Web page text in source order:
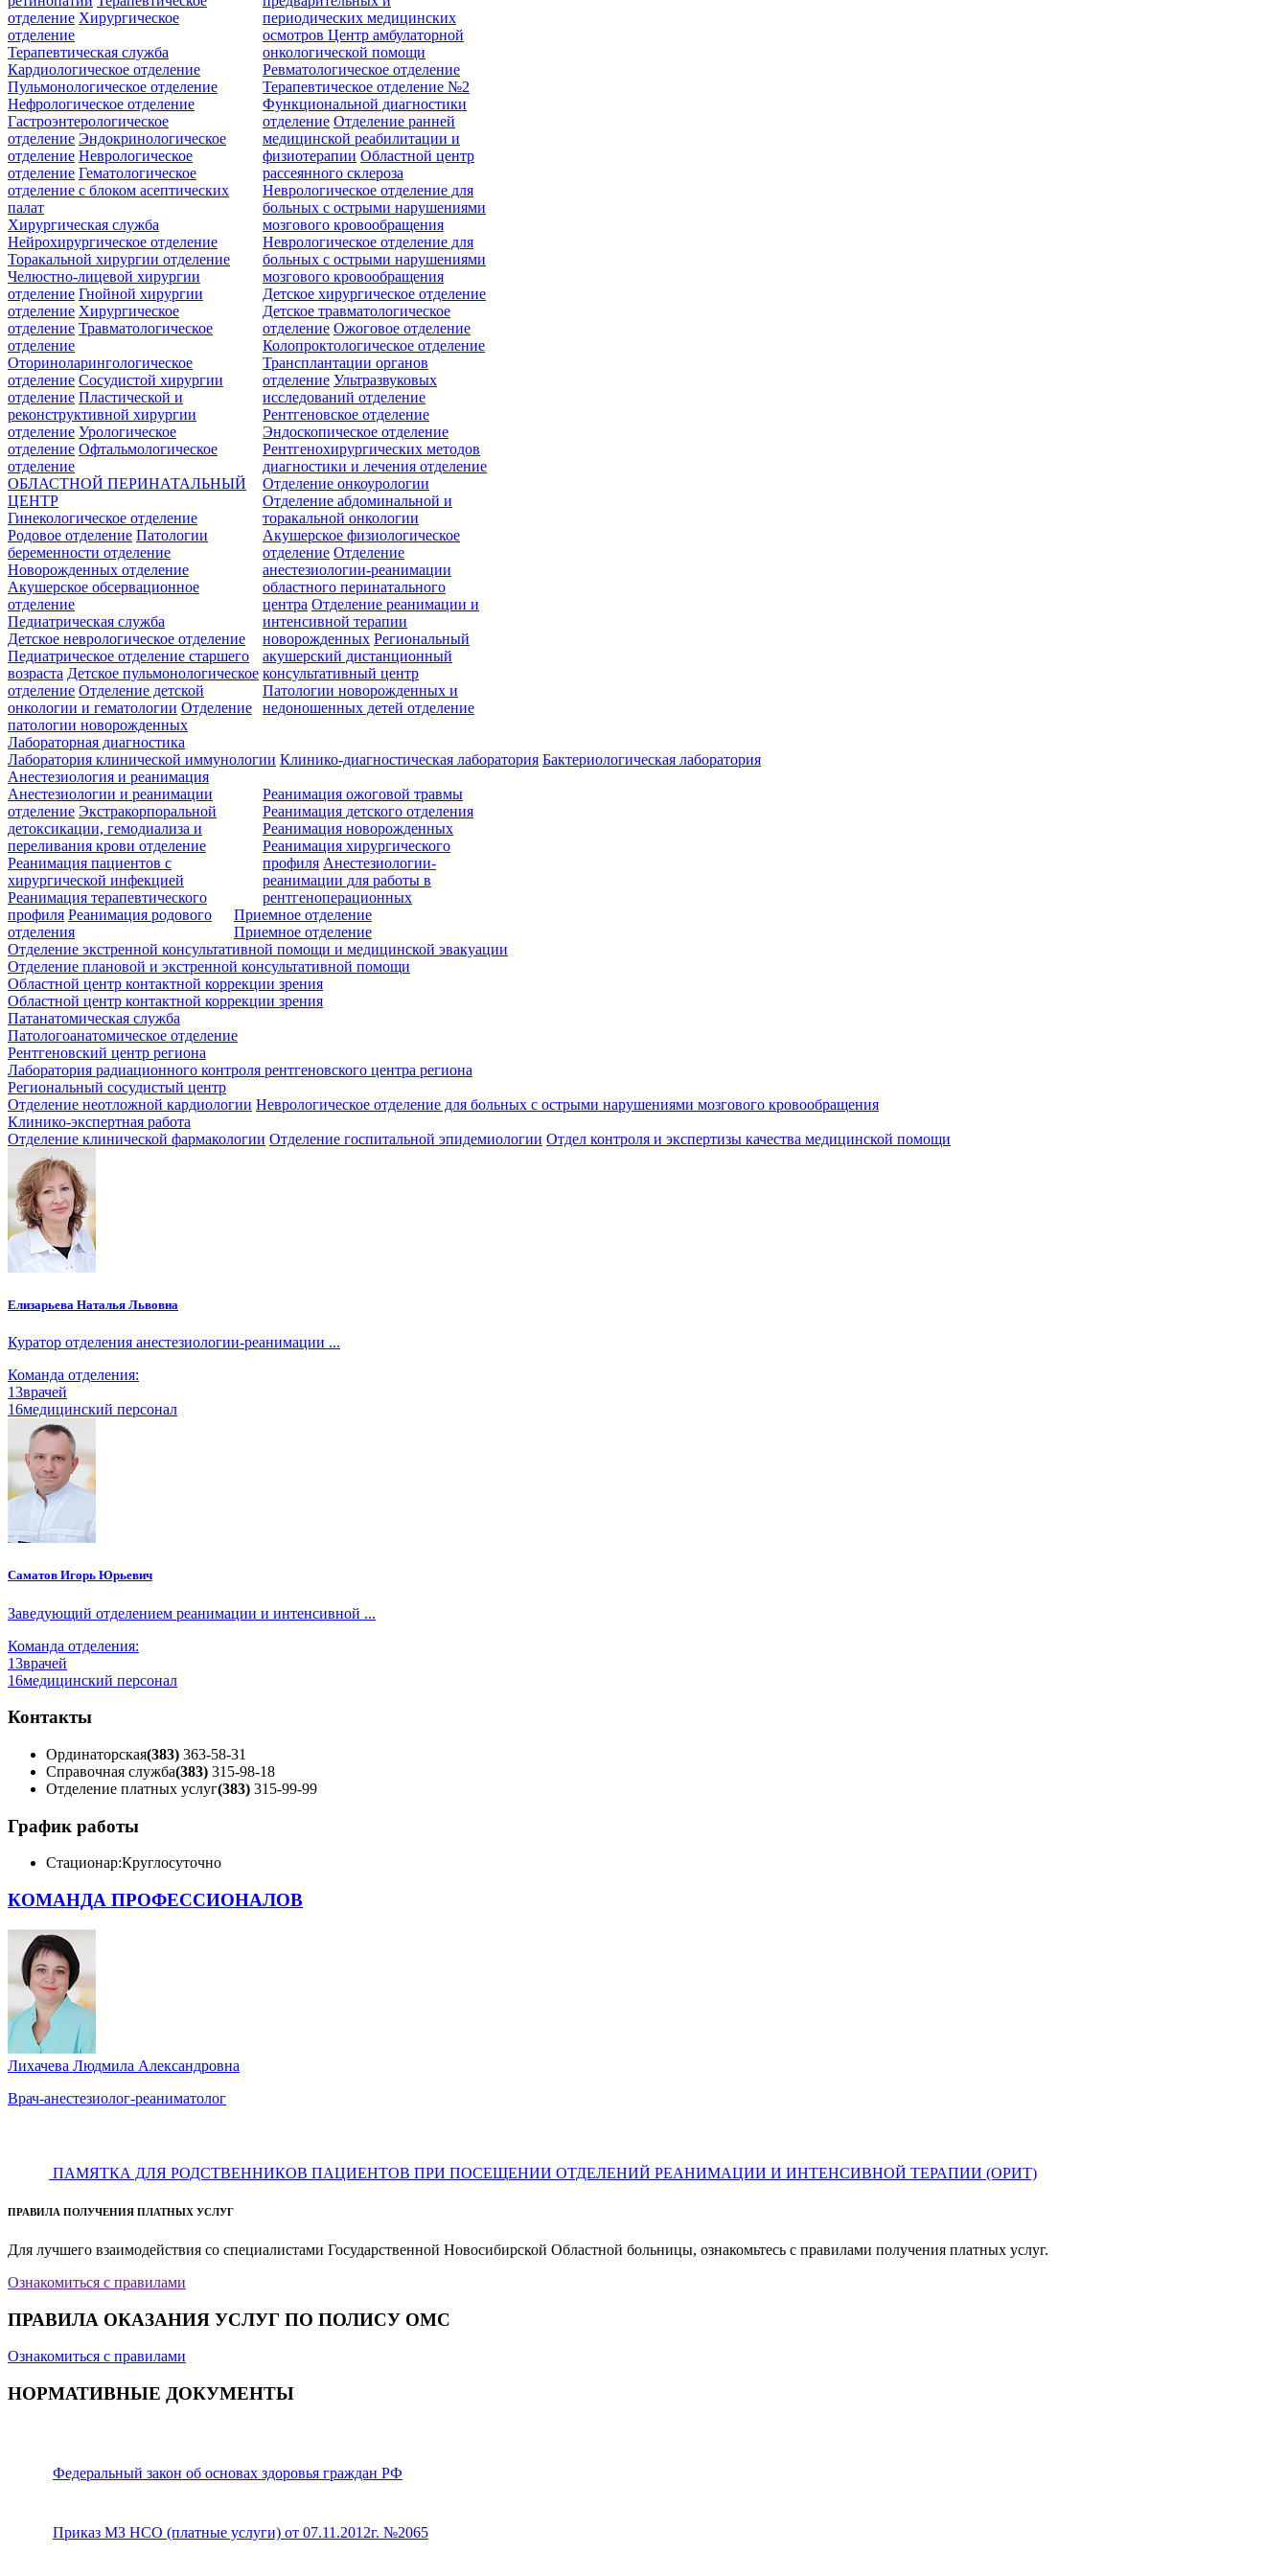
отделение Хирургическое
отделение
периодических медицинских
осмотровЦентр амбулаторной
онкологической помощи
Терапевтическая служба
Кардиологическое отделение
Пульмонологическое отделение
Нефрологическое отделение
Гастроэнтерологическое
отделение Эндокринологическое
отделение Неврологическое
отделение Гематологическое
отделение c блоком асептических
палат
Ревматологическое отделение
Терапевтическое отделение №2
Функциональной диагностики
отделение Отделение ранней
медицинской реабилитации и
физиотерапии Областной центр
рассеянного склероза
Неврологическое отделение для
больных с острыми нарушениями
мозгового кровообращения
Неврологическое отделение для
больных с острыми нарушениями
мозгового кровообращения
Хирургическая служба
Нейрохирургическое отделение
Торакальной хирургии отделение
Челюстно-лицевой хирургии
отделение Гнойной хирургии
отделение Хирургическое
отделение Травматологическое
отделение
Оториноларингологическое
отделение Сосудистой хирургии
отделение Пластической и
реконструктивной хирургии
отделение Урологическое
отделение Офтальмологическое
отделение
Детское хирургическое отделение
Детское травматологическое
отделение Ожоговое отделение
Колопроктологическое отделение
Трансплантации органов
отделение Ультразвуковых
исследований отделение
Рентгеновское отделение
Эндоскопическое отделение
Рентгенохирургических методов
диагностики и лечения отделение
Отделение онкоурологии
Отделение абдоминальной и
торакальной онкологии
ОБЛАСТНОЙ ПЕРИНАТАЛЬНЫЙ
ЦЕНТР
Гинекологическое отделение
Родовое отделение Патологии
беременности отделение
Новорожденных отделение
Акушерское обсервационное
отделение
Акушерское физиологическое
отделение Отделение
анестезиологии-реанимации
областного перинатального
центра Отделение реанимации и
интенсивной терапии
новорожденных Региональный
акушерский дистанционный
консультативный центр
Патологии новорожденных и
недоношенных детей отделение
Педиатрическая служба
Детское неврологическое отделение
Педиатрическое отделение старшего
возраста Детское пульмонологическое
отделение Отделение детской
онкологии и гематологии Отделение
патологии новорожденных
Лабораторная диагностика
Лаборатория клинической иммунологии Клинико-диагностическая лаборатория Бактериологическая лаборатория
Анестезиология и реанимация
Анестезиологии и реанимации
отделение Экстракорпоральной
детоксикации, гемодиализа и
переливания крови отделение
Реанимация пациентов с
хирургической инфекцией
Реанимация терапевтического
профиля Реанимация родового
отделения
Реанимация ожоговой травмы
Реанимация детского отделения
Реанимация новорожденных
Реанимация хирургического
профиля Анестезиологии-
реанимации для работы в
рентгеноперационных
Приемное отделение
Приемное отделение
Отделение экстренной консультативной помощи и медицинской эвакуации
Отделение плановой и экстренной консультативной помощи
Областной центр контактной коррекции зрения
Областной центр контактной коррекции зрения
Патанатомическая служба
Патологоанатомическое отделение
Рентгеновский центр региона
Лаборатория радиационного контроля рентгеновского центра региона
Региональный сосудистый центр
Отделение неотложной кардиологии Неврологическое отделение для больных с острыми нарушениями мозгового кровообращения
Клинико-экспертная работа
Отделение клинической фармакологии Отделение госпитальной эпидемиологии Отдел контроля и экспертизы качества медицинской помощи
Елизарьева Наталья Львовна
Куратор отделения анестезиологии-реанимации ...
Команда отделения:
13врачей
16медицинский персонал
Саматов Игорь Юрьевич
Заведующий отделением реанимации и интенсивной ...
Команда отделения:
13врачей
16медицинский персонал
Контакты
Ординаторская(383) 363-58-31
Справочная служба(383) 315-98-18
Отделение платных услуг(383) 315-99-99
График работы
Стационар:Круглосуточно
КОМАНДА ПРОФЕССИОНАЛОВ
Лихачева Людмила Александровна
Врач-анестезиолог-реаниматолог
ПАМЯТКА ДЛЯ РОДСТВЕННИКОВ ПАЦИЕНТОВ ПРИ ПОСЕЩЕНИИ ОТДЕЛЕНИЙ РЕАНИМАЦИИ И ИНТЕНСИВНОЙ ТЕРАПИИ (ОРИТ)
ПРАВИЛА ПОЛУЧЕНИЯ ПЛАТНЫХ УСЛУГ
Для лучшего взаимодействия со специалистами Государственной Новосибирской Областной больницы, ознакомьтесь с правилами получения платных услуг.
Ознакомиться с правилами
ПРАВИЛА ОКАЗАНИЯ УСЛУГ ПО ПОЛИСУ ОМС
Ознакомиться с правилами
НОРМАТИВНЫЕ ДОКУМЕНТЫ
Федеральный закон об основах здоровья граждан РФ
Приказ МЗ НСО (платные услуги) от 07.11.2012г. №2065